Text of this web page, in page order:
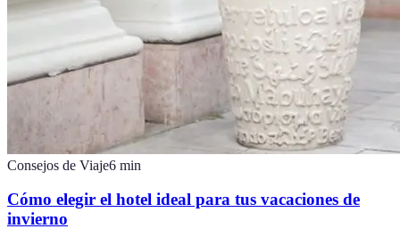
Consejos de Viaje6 min
Cómo elegir el hotel ideal para tus vacaciones de
invierno